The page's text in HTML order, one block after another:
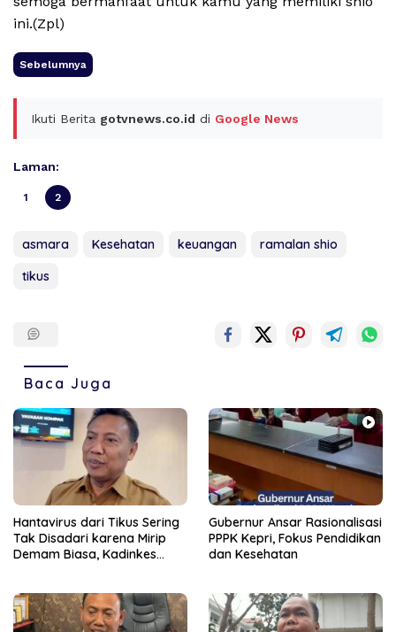
ini.(Zpl)
Sebelumnya
Ikuti Berita gotvnews.co.id di Google News
Laman:
1 2
asmara Kesehatan keuangan
ramalan shio
tikus
Baca Juga
Hantavirus dari Tikus Sering
Tak Disadari karena Mirip
Demam Biasa, Kadinkes
Gubernur Ansar Rasionalisasi
PPPK Kepri, Fokus Pendidikan
dan Kesehatan